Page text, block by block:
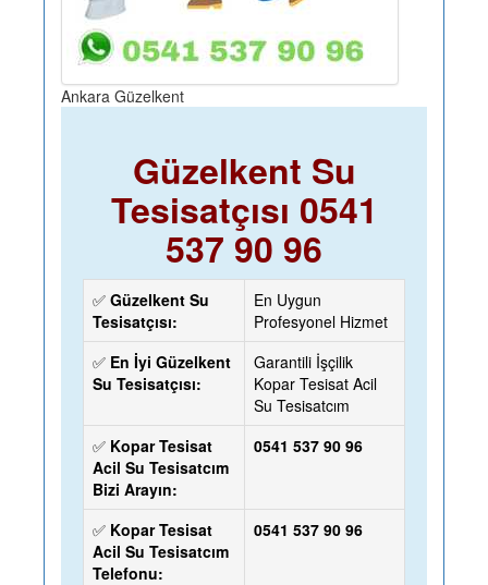
Ankara Güzelkent
Güzelkent Su
Tesisatçısı 0541
537 90 96
✅ Güzelkent Su
Tesisatçısı:
En Uygun
Profesyonel Hizmet
✅ En İyi Güzelkent
Su Tesisatçısı:
Garantili İşçilik
Kopar Tesisat Acil
Su Tesisatcım
✅ Kopar Tesisat
Acil Su Tesisatcım
Bizi Arayın:
0541 537 90 96
✅ Kopar Tesisat
Acil Su Tesisatcım
Telefonu:
0541 537 90 96